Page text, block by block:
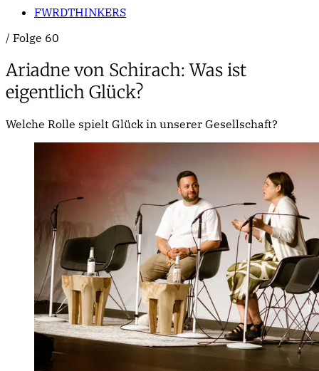
FWRDTHINKERS
/ Folge 60
Ariadne von Schirach: Was ist
eigentlich Glück?
Welche Rolle spielt Glück in unserer Gesellschaft?